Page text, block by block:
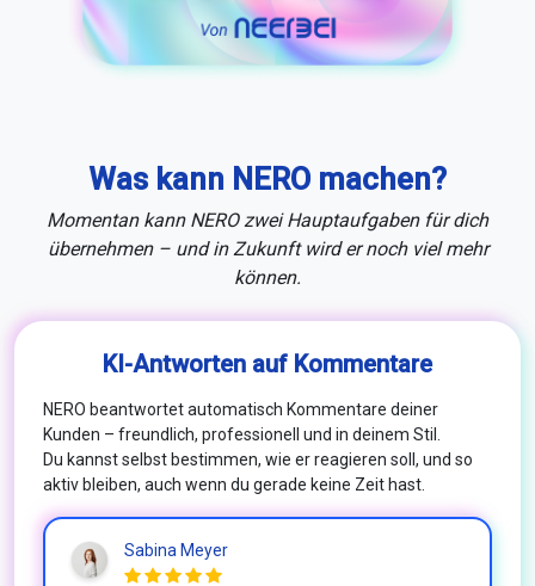
Was kann NERO machen?
Momentan kann NERO zwei Hauptaufgaben für dich
übernehmen – und in Zukunft wird er noch viel mehr
können.
KI-Antworten auf Kommentare
NERO beantwortet automatisch Kommentare deiner
Kunden – freundlich, professionell und in deinem Stil.
Du kannst selbst bestimmen, wie er reagieren soll, und so
aktiv bleiben, auch wenn du gerade keine Zeit hast.
Sabina Meyer